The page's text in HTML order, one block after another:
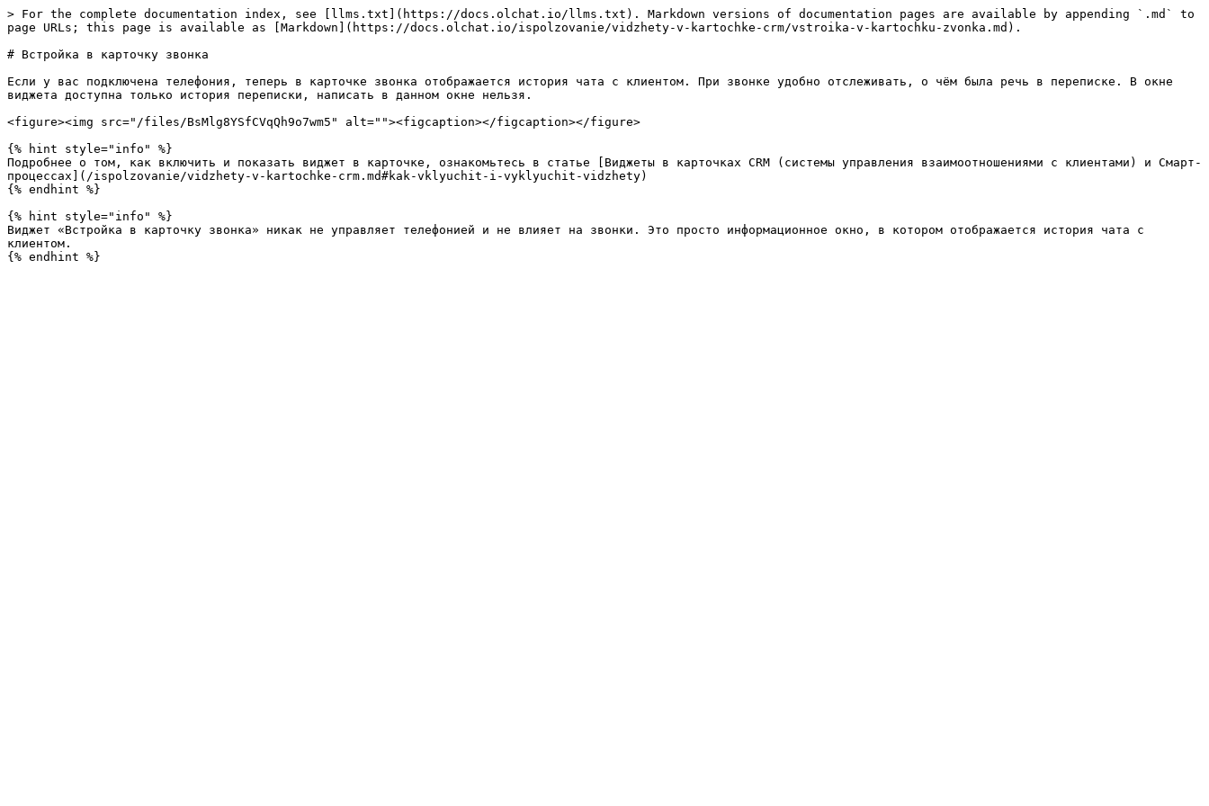
> For the complete documentation index, see [llms.txt](https://docs.olchat.io/llms.txt). Markdown versions of documentation pages are available by appending `.md` to
page URLs; this page is available as [Markdown](https://docs.olchat.io/ispolzovanie/vidzhety-v-kartochke-crm/vstroika-v-kartochku-zvonka.md).
# Встройка в карточку звонка
Если у вас подключена телефония, теперь в карточке звонка отображается история чата с клиентом. При звонке удобно отслеживать, о чём была речь в переписке. В окне
виджета доступна только история переписки, написать в данном окне нельзя.
<figure><img src="/files/BsMlg8YSfCVqQh9o7wm5" alt=""><figcaption></figcaption></figure>
{% hint style="info" %}
Подробнее о том, как включить и показать виджет в карточке, ознакомьтесь в статье [Виджеты в карточках CRM (системы управления взаимоотношениями с клиентами) и Смарт-
процессах](/ispolzovanie/vidzhety-v-kartochke-crm.md#kak-vklyuchit-i-vyklyuchit-vidzhety)
{% endhint %}
{% hint style="info" %}
Виджет «Встройка в карточку звонка» никак не управляет телефонией и не влияет на звонки. Это просто информационное окно, в котором отображается история чата с
клиентом.